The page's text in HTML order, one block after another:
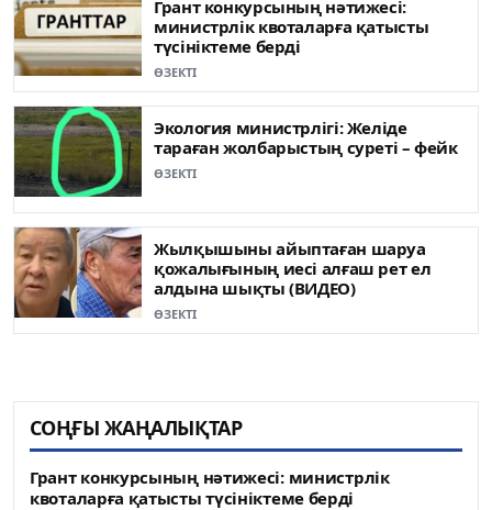
Грант конкурсының нәтижесі:
министрлік квоталарға қатысты
түсініктеме берді
ӨЗЕКТІ
Экология министрлігі: Желіде
тараған жолбарыстың суреті – фейк
ӨЗЕКТІ
Жылқышыны айыптаған шаруа
қожалығының иесі алғаш рет ел
алдына шықты (ВИДЕО)
ӨЗЕКТІ
СОҢҒЫ ЖАҢАЛЫҚТАР
Грант конкурсының нәтижесі: министрлік
квоталарға қатысты түсініктеме берді